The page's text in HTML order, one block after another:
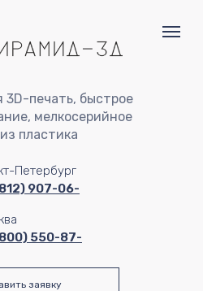
заявку
Петербург
907-06-
550-87-
печать, быстрое
мелкосерийное
пластика